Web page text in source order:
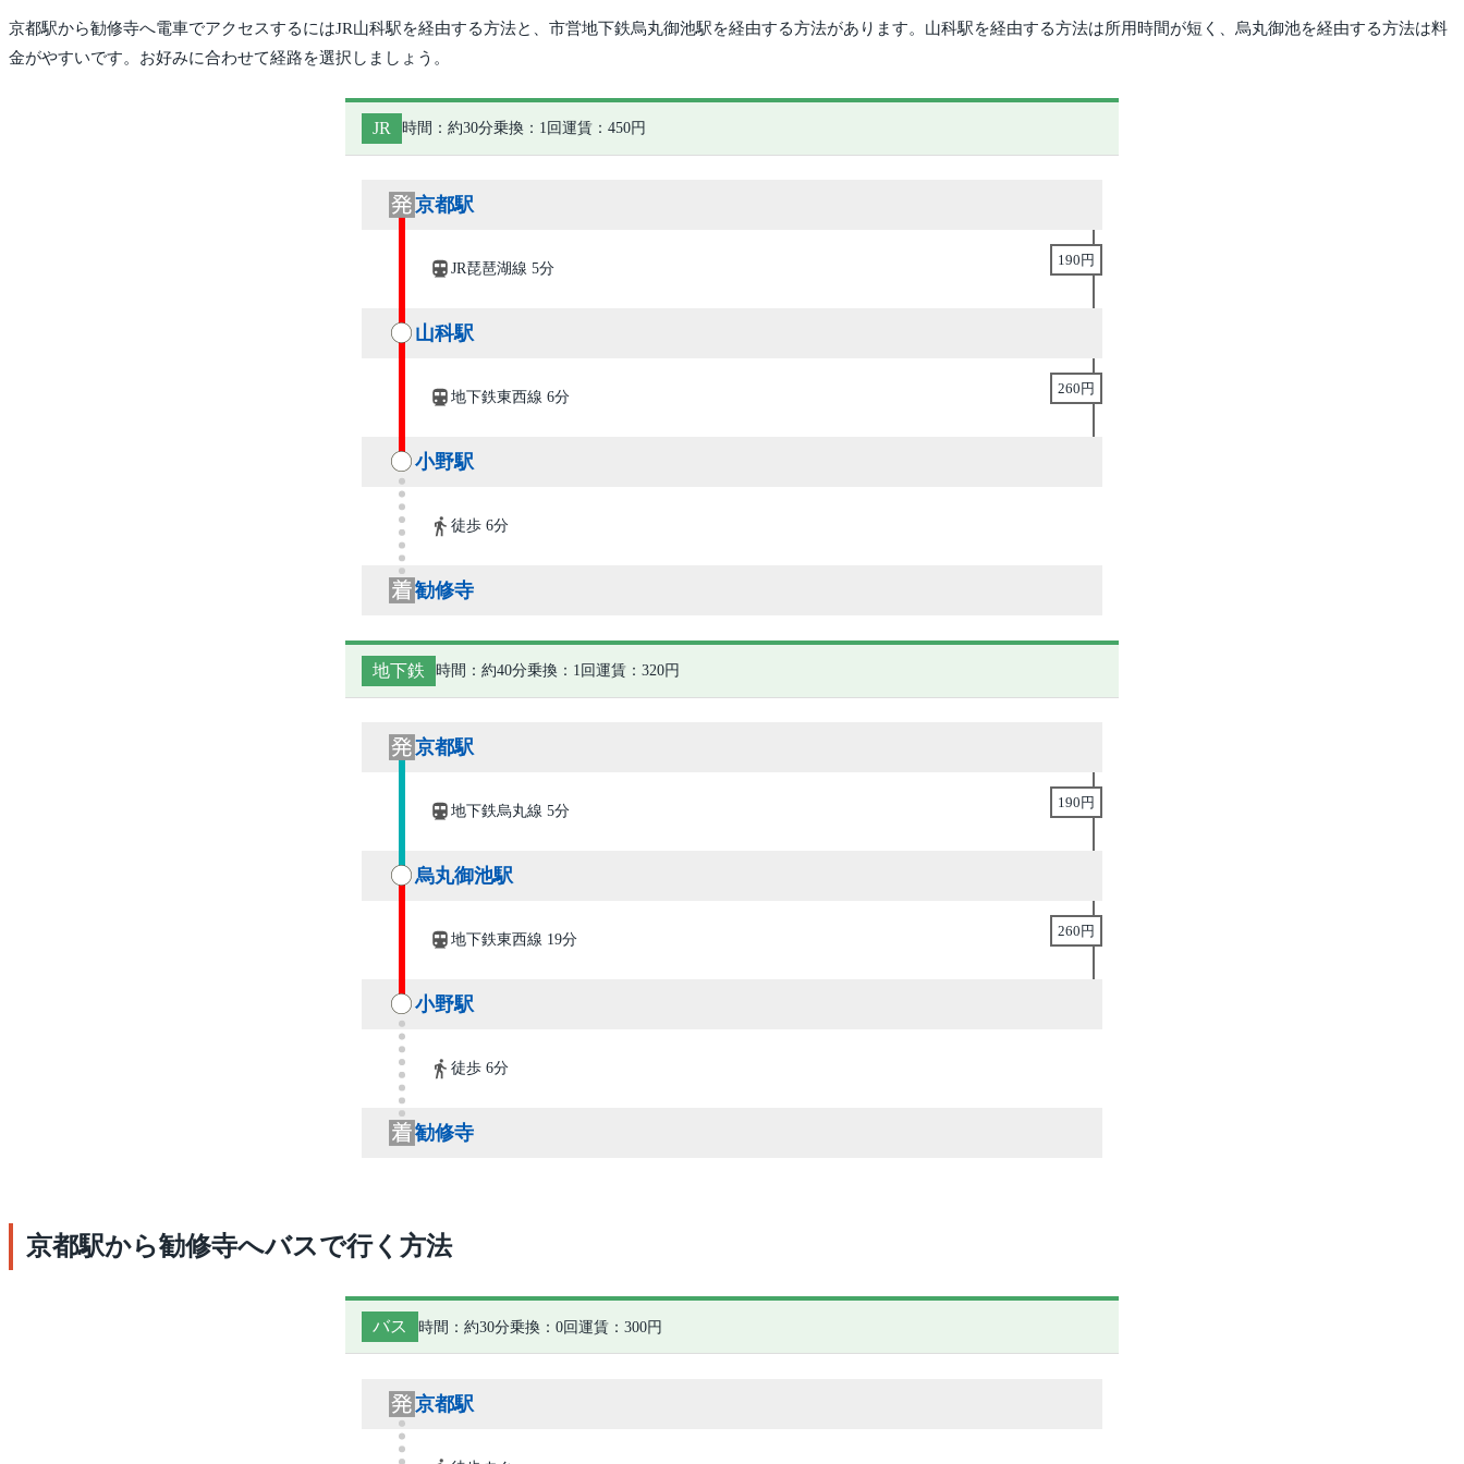
京都駅から勧修寺へ電車でアクセスするにはJR山科駅を経由する方法と、市営地下鉄烏丸御池駅を経由する方法があります。山科駅を経由する方法は所用時間が短く、烏丸御池を経由する方法は料
金がやすいです。お好みに合わせて経路を選択しましょう。
JR 時間：約30分乗換：1回運賃：450円
京都駅
JR琵琶湖線 5分
190円
山科駅
地下鉄東西線 6分
260円
小野駅
徒歩 6分
勧修寺
地下鉄 時間：約40分乗換：1回運賃：320円
京都駅
地下鉄烏丸線 5分
190円
烏丸御池駅
地下鉄東西線 19分
260円
小野駅
徒歩 6分
勧修寺
京都駅から勧修寺へバスで行く方法
バス 時間：約30分乗換：0回 運賃：300円
京都駅